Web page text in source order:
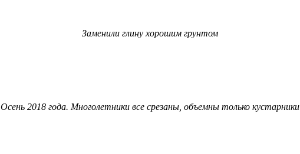
Заменили глину хорошим грунтом
Осень 2018 года. Многолетники все срезаны, объемны только кустарники